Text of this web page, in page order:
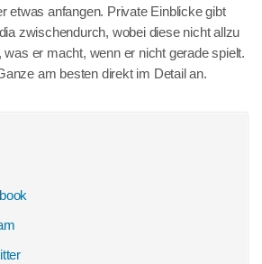
etwas anfangen. Private Einblicke gibt
zwischendurch, wobei diese nicht allzu
er macht, wenn er nicht gerade spielt.
am besten direkt im Detail an.